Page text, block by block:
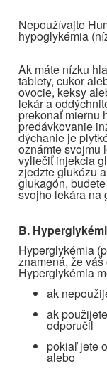
Nepoužívajte
hypoglykémia
Ak máte nízku
tablety, cukor
ovocie, keksy
lekár a
prekonať miernu
predávkovanie
dýchanie je
oznámte svojmu
vyliečiť injekcia
zjedzte glukózu
glukagón,
svojho lekára na
B.
Hyperglykémia
znamená, že
Hyperglykémia
ak
ak
odporučil
pokiaľ jete
alebo